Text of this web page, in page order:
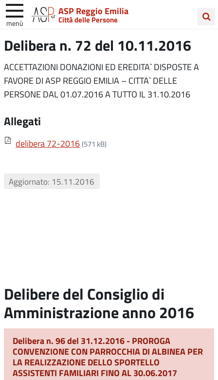
ASP Reggio Emilia
Città delle Persone
menù
nel
sito
Delibera n. 72 del 10.11.2016
ACCETTAZIONI DONAZIONI ED EREDITA` DISPOSTE A
FAVORE DI ASP REGGIO EMILIA – CITTA` DELLE
PERSONE DAL 01.07.2016 A TUTTO IL 31.10.2016
Allegati
delibera 72-2016(571 kB)
Aggiornato: 15.11.2016
Delibere del Consiglio di
Amministrazione anno 2016
Delibera n. 96 del 31.12.2016 - PROROGA
CONVENZIONE CON PARROCCHIA DI ALBINEA PER
LA REALIZZAZIONE DELLO SPORTELLO
ASSISTENTI FAMILIARI FINO AL 30.06.2017